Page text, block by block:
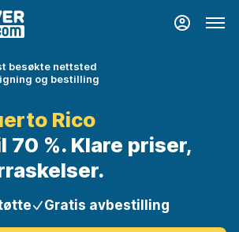
besøkte nettsted
og bestilling
Rico
70 %. Klare priser,
Gratis avbestilling